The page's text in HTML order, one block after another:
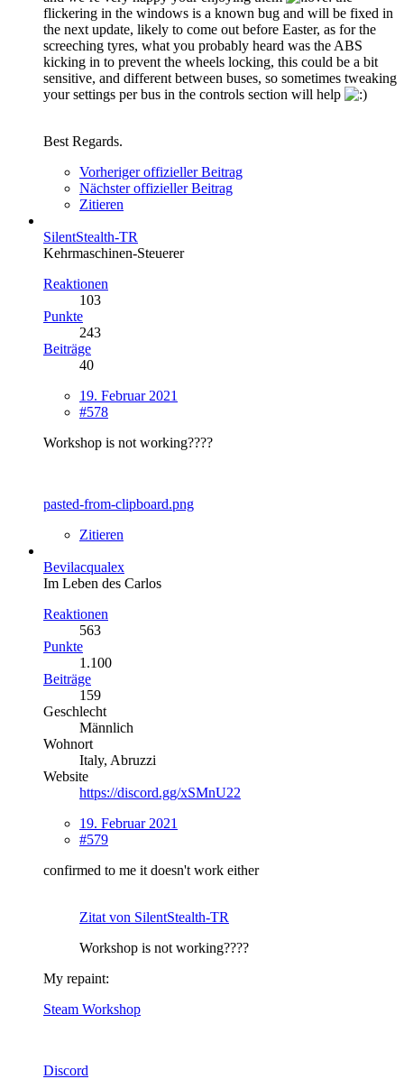
flickering in the windows is a known bug and will be fixed in
the next update, likely to come out before Easter, as for the
screeching tyres, what you probably heard was the ABS
kicking in to prevent the wheels locking, this could be a bit
sensitive, and different between buses, so sometimes tweaking
your settings per bus in the controls section will help
Best Regards.
Vorheriger offizieller Beitrag
Nächster offizieller Beitrag
Zitieren
SilentStealth-TR
Kehrmaschinen-Steuerer
Reaktionen
103
Punkte
243
Beiträge
40
19. Februar 2021
#578
Workshop is not working????
pasted-from-clipboard.png
Zitieren
Bevilacqualex
Im Leben des Carlos
Reaktionen
563
Punkte
1.100
Beiträge
159
Geschlecht
Männlich
Wohnort
Italy, Abruzzi
Website
https://discord.gg/xSMnU22
19. Februar 2021
#579
confirmed to me it doesn't work either
Zitat von SilentStealth-TR
Workshop is not working????
My repaint:
Steam Workshop
Discord